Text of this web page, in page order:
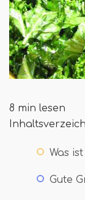
8 min lesen
Was
Gute